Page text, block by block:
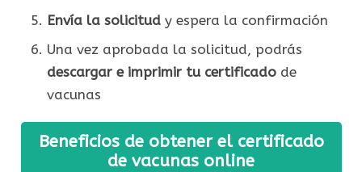
Envía la solicitudy espera la confirmación
Una vez aprobada la solicitud, podrás
descargar e imprimir tu certificadode
vacunas
Beneficios de obtener el certificado
de vacunas online